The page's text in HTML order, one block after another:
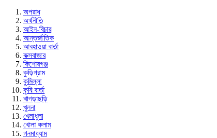
অপরাধ
অর্থনীতি
আইন-বিচার
আন্তর্জাতিক
আবহাওয়া বার্তা
কক্সবাজার
কিশোরগঞ্জ
কুড়িগ্রাম
কুমিল্লা
কৃষি বার্তা
খাগড়াছড়ি
খুলনা
খেলাধুলা
খোলা কলাম
গনমাধ্যাম